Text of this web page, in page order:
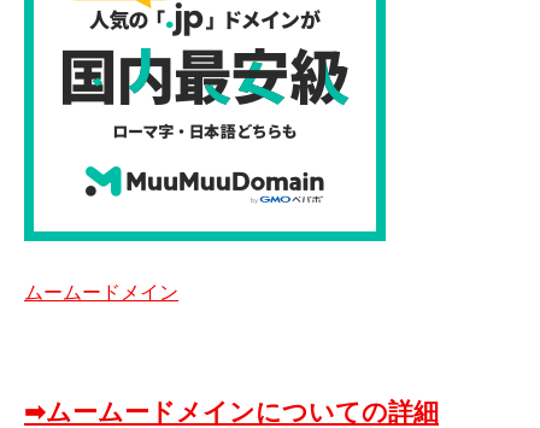
ムームードメイン
➡ムームードメインについての詳細